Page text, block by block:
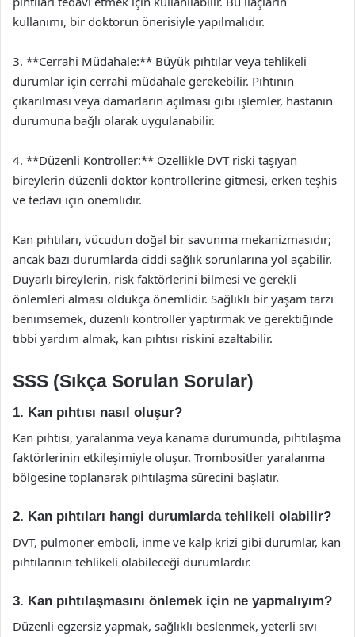
kullanımı, bir doktorun önerisiyle yapılmalıdır.
3. **Cerrahi Müdahale:** Büyük pıhtılar veya tehlikeli
durumlar için cerrahi müdahale gerekebilir. Pıhtının
çıkarılması veya damarların açılması gibi işlemler, hastanın
durumuna bağlı olarak uygulanabilir.
4. **Düzenli Kontroller:** Özellikle DVT riski taşıyan
bireylerin düzenli doktor kontrollerine gitmesi, erken teşhis
ve tedavi için önemlidir.
Kan pıhtıları, vücudun doğal bir savunma mekanizmasıdır;
ancak bazı durumlarda ciddi sağlık sorunlarına yol açabilir.
Duyarlı bireylerin, risk faktörlerini bilmesi ve gerekli
önlemleri alması oldukça önemlidir. Sağlıklı bir yaşam tarzı
benimsemek, düzenli kontroller yaptırmak ve gerektiğinde
tıbbi yardım almak, kan pıhtısı riskini azaltabilir.
SSS (Sıkça Sorulan Sorular)
1. Kan pıhtısı nasıl oluşur?
Kan pıhtısı, yaralanma veya kanama durumunda, pıhtılaşma
faktörlerinin etkileşimiyle oluşur. Trombositler yaralanma
bölgesine toplanarak pıhtılaşma sürecini başlatır.
2. Kan pıhtıları hangi durumlarda tehlikeli olabilir?
DVT, pulmoner emboli, inme ve kalp krizi gibi durumlar, kan
pıhtılarının tehlikeli olabileceği durumlardır.
3. Kan pıhtılaşmasını önlemek için ne yapmalıyım?
Düzenli egzersiz yapmak, sağlıklı beslenmek, yeterli sıvı